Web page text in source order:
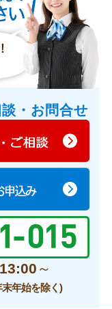
・お問合せ
～
年始を除く)